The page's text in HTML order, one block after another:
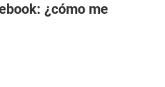
¿cómo me